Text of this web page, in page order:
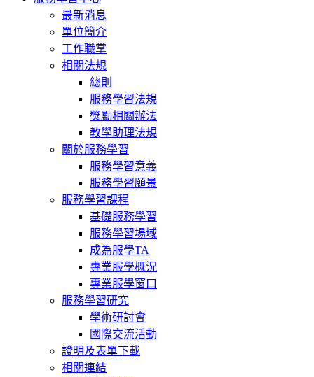
最新消息
單位簡介
工作職掌
相關法規
總則
服務學習法規
獎勵相關辦法
教學助理法規
關於服務學習
服務學習意義
服務學習願景
服務學習課程
基礎服務學習
服務學習場域
成為服學TA
專業服學概況
專業服學窗口
服務學習研究
學術研討會
國際交流活動
證明及表單下載
相關連結